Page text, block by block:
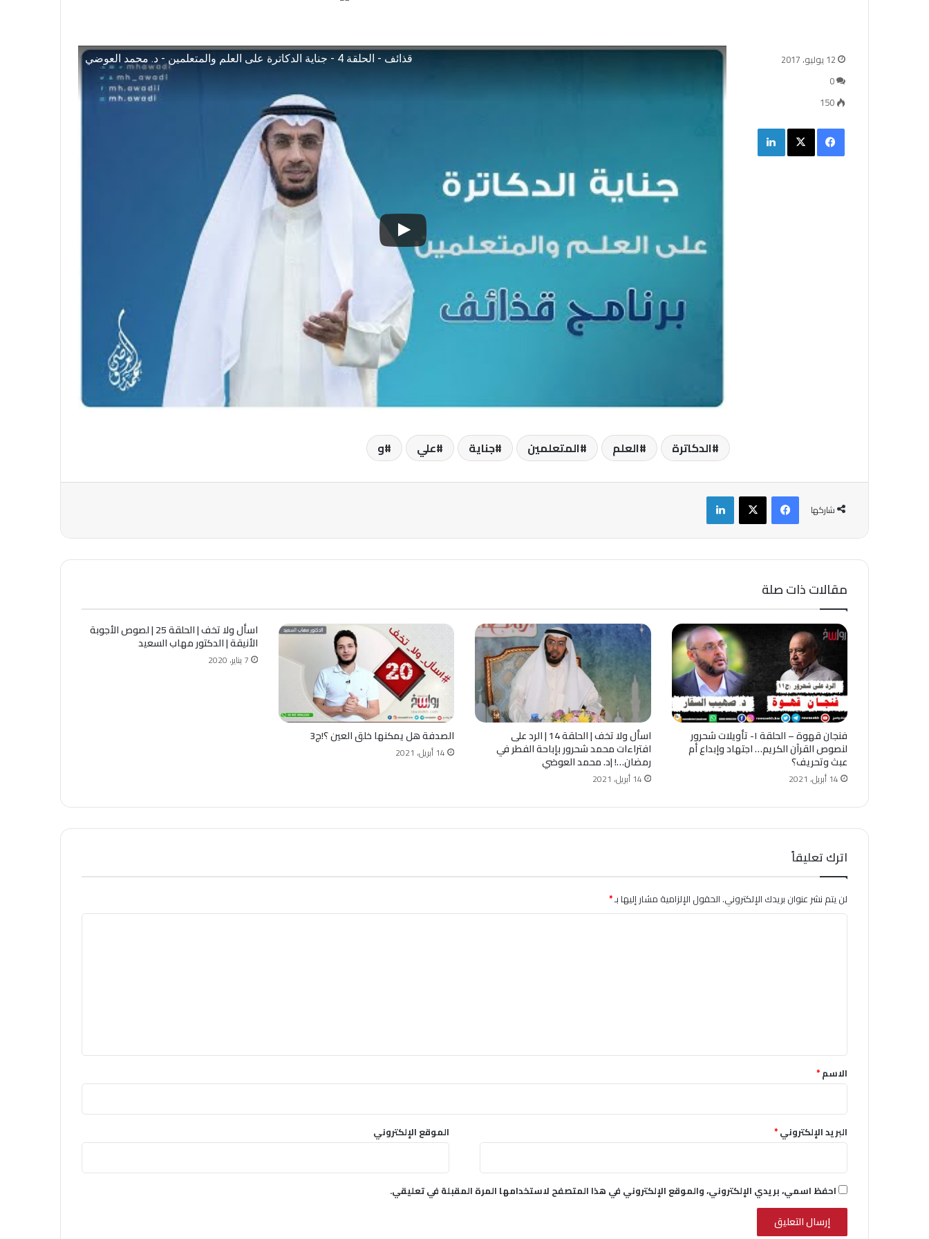
قذائف - الحلقة 4 - جناية الدكاترة على العلم والمتعلمين - د. محمد العوضي
الدكاترة العلم المتعلمين جناية علي و
12 يوليو، 2017
0
150
فيسبوك
‫X
شاركها
فيسبوك
مقالات ذات صلة
فنجان قهوة – الحلقة ١- تأويلات شحرور
لنصوص ‫القرآن الكريم‬… اجتهاد وإبداع أم
عبث وتحريف؟
14 أبريل، 2021
اسأل ولا تخف | الحلقة 14 | الرد على
افتراءات محمد شحرور بإباحة الفطر في
رمضان…! |د. محمد العوضي
14 أبريل، 2021
الصدفة هل يمكنها خلق العين ؟!ج3
14 أبريل، 2021
اسأل ولا تخف | الحلقة 25 | لصوص الأجوبة
الأنيقة | الدكتور مهاب السعيد
7 يناير، 2020
اترك تعليقاً
لن يتم نشر عنوان بريدك الإلكتروني.الحقول الإلزامية مشار إليها بـ*
*الاسم*
البريد الإلكتروني* الموقع الإلكتروني
احفظ اسمي، بريدي الإلكتروني، والموقع الإلكتروني في هذا المتصفح لاستخدامها المرة المقبلة في تعليقي.